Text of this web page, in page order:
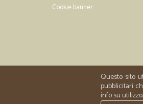
Cookie banner
Questo sito
pubblicitari
info su